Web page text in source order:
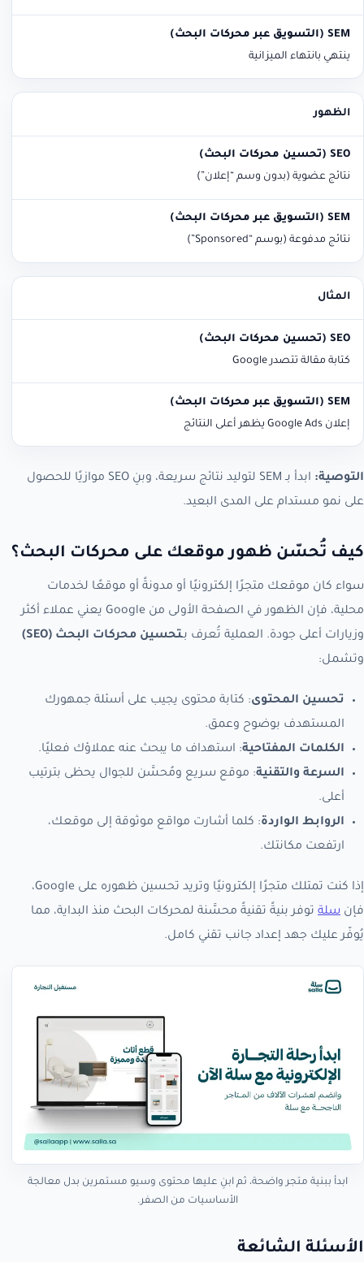
ينتهي بانتهاء الميزانية
الظهور
نتائج عضوية (بدون وسم “إعلان”)
نتائج مدفوعة (بوسم “Sponsored”)
المثال
كتابة مقالة تتصدر Google
إعلان Google Ads يظهر أعلى النتائج
التوصية:
ابدأ بـ SEM لتوليد نتائج سريعة، وبنِ SEO موازيًا للحصول
على نمو مستدام على المدى البعيد.
كيف تُحسّن ظهور موقعك على محركات البحث؟
سواء كان موقعك متجرًا إلكترونيًا أو مدونةً أو موقعًا لخدمات
محلية، فإن الظهور في الصفحة الأولى من Google يعني عملاء أكثر
وزيارات أعلى جودة. العملية تُعرف بـتحسين محركات البحث (SEO)
وتشمل:
تحسين المحتوى: كتابة محتوى يجيب على أسئلة جمهورك
المستهدف بوضوح وعمق.
الكلمات المفتاحية: استهداف ما يبحث عنه عملاؤك فعليًا.
السرعة والتقنية: موقع سريع ومُحسَّن للجوال يحظى بترتيب
أعلى.
الروابط الواردة: كلما أشارت مواقع موثوقة إلى موقعك،
ارتفعت مكانتك.
إذا كنت تمتلك متجرًا إلكترونيًا وتريد تحسين ظهوره على Google،
فإن سلة توفر بنيةً تقنيةً محسَّنة لمحركات البحث منذ البداية، مما
يُوفّر عليك جهد إعداد جانب تقني كامل.
ابدأ ببنية متجر واضحة، ثم ابنِ عليها محتوى وسيو مستمرين بدل معالجة
الأساسيات من الصفر.
الأسئلة الشائعة